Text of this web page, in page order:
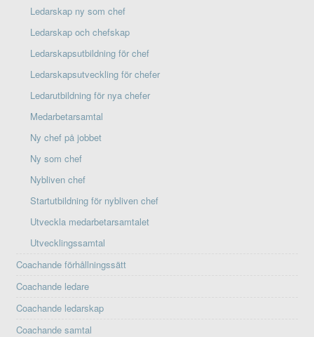
Ledarskap ny som chef
Ledarskap och chefskap
Ledarskapsutbildning för chef
Ledarskapsutveckling för chefer
Ledarutbildning för nya chefer
Medarbetarsamtal
Ny chef på jobbet
Ny som chef
Nybliven chef
Startutbildning för nybliven chef
Utveckla medarbetarsamtalet
Utvecklingssamtal
Coachande förhållningssätt
Coachande ledare
Coachande ledarskap
Coachande samtal